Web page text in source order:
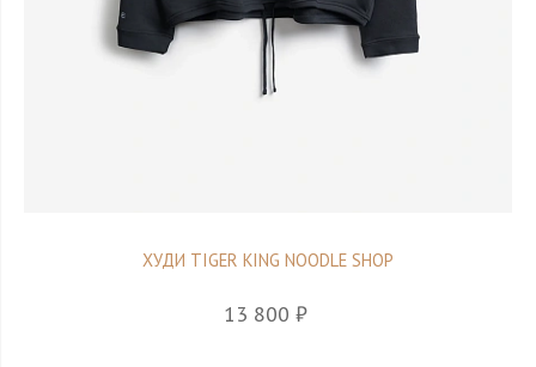
ХУДИ TIGER KING NOODLE SHOP
13 800 ₽